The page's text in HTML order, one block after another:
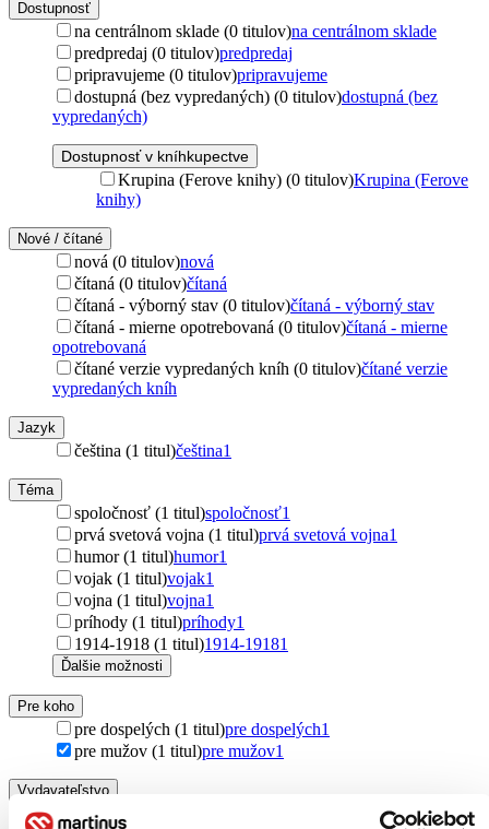
Dostupnosť
na centrálnom sklade (0 titulov)na centrálnom sklade
predpredaj (0 titulov)predpredaj
pripravujeme (0 titulov)pripravujeme
dostupná (bez vypredaných) (0 titulov)dostupná (bez
vypredaných)
Dostupnosť v kníhkupectve
Krupina (Ferove knihy) (0 titulov)Krupina (Ferove
knihy)
Nové / čítané
nová (0 titulov)nová
čítaná (0 titulov)čítaná
čítaná - výborný stav (0 titulov)čítaná - výborný stav
čítaná - mierne opotrebovaná (0 titulov)čítaná - mierne
opotrebovaná
čítané verzie vypredaných kníh (0 titulov)čítané verzie
vypredaných kníh
Jazyk
čeština (1 titul)čeština1
Téma
spoločnosť (1 titul)spoločnosť1
prvá svetová vojna (1 titul)prvá svetová vojna1
humor (1 titul)humor1
vojak (1 titul)vojak1
vojna (1 titul)vojna1
príhody (1 titul)príhody1
1914-1918 (1 titul)1914-19181
Ďalšie možnosti
Pre koho
pre dospelých (1 titul)pre dospelých1
pre mužov (1 titul)pre mužov1
Vydavateľstvo
1400 (1 titul)